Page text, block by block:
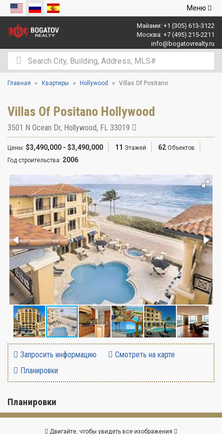
Открыть
Меню
Майами: +1 (305) 613-3122
Москва: +7 (495) 215-2211
info@bogatovrealty.ru
Главная Квартиры Hollywood Villas Of Positano
Villas Of Positano Hollywood
3501 N Ocean Dr, Hollywood, FL 33019
Цены: $3,490,000 - $3,490,000 11 Этажей 62 Объектов
Год строительства: 2006
Запросить информацию
Смотреть на карте
Планировки
Планировки
Двигайте, чтобы увидеть все изображения